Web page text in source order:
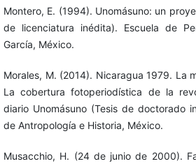
Montero, E. (1994). Unomásuno: un
de licenciatura inédita). Escuela de
García, México.
Morales, M. (2014). Nicaragua 1979. La
La cobertura fotoperiodística de la
diario Unomásuno (Tesis de doctorado
de Antropología e Historia, México.
Musacchio, H. (24 de junio de 2000).